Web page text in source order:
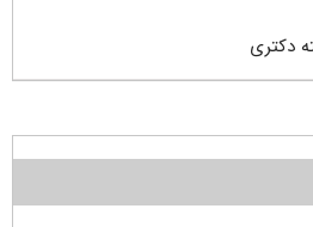
دکتری